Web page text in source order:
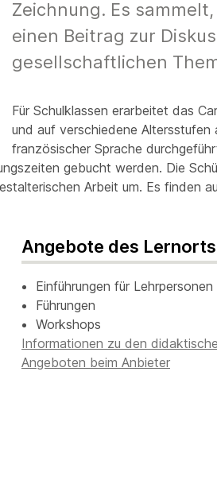
Zeichnung. Es
einen Beitrag zur
gesellschaftlichen
Für Schulklassen erarbeitet das
und auf verschiedene
französischer Sprache
gebucht werden. Die
Arbeit um. Es finden
Angebote des Lernorts
Einführungen für Lehrpersonen
Führungen
Workshops
Informationen zu den
Angeboten beim Anbieter